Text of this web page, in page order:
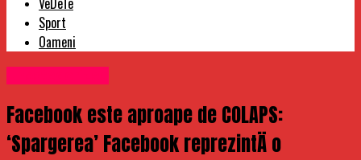
Sport
Oameni
Facebook este aproape de COLAPS:
‘Spargerea’ Facebook reprezintÄ o